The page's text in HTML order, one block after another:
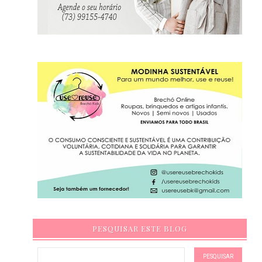
PESQUISAR ESTE BLOG